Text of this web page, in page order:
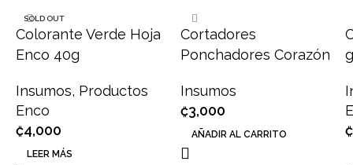
SOLD OUT
Colorante Verde Hoja
Enco 40g
Insumos, Productos
Enco
₡4,000
LEER MÁS
Cortadores
Ponchadores Corazón
Insumos
₡3,000
AÑADIR AL CARRITO
₡